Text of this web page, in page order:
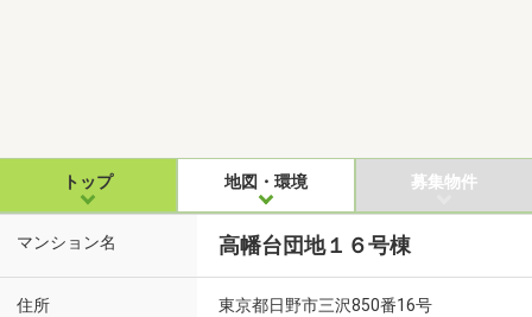
トップ 地図・環境 募集物件
マンション名 高幡台団地１６号棟
住所 東京都日野市三沢850番16号